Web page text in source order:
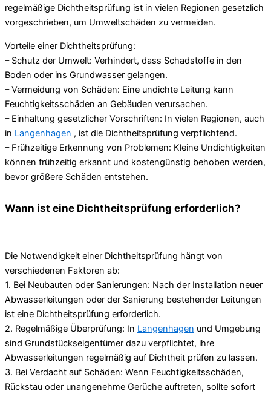
regelmäßige Dichtheitsprüfung ist in vielen Regionen gesetzlich
vorgeschrieben, um Umweltschäden zu vermeiden.
Vorteile einer Dichtheitsprüfung:
– Schutz der Umwelt: Verhindert, dass Schadstoffe in den
Boden oder ins Grundwasser gelangen.
– Vermeidung von Schäden: Eine undichte Leitung kann
Feuchtigkeitsschäden an Gebäuden verursachen.
– Einhaltung gesetzlicher Vorschriften: In vielen Regionen, auch
in Langenhagen , ist die Dichtheitsprüfung verpflichtend.
– Frühzeitige Erkennung von Problemen: Kleine Undichtigkeiten
können frühzeitig erkannt und kostengünstig behoben werden,
bevor größere Schäden entstehen.
Wann ist eine Dichtheitsprüfung erforderlich?
Die Notwendigkeit einer Dichtheitsprüfung hängt von
verschiedenen Faktoren ab:
1. Bei Neubauten oder Sanierungen: Nach der Installation neuer
Abwasserleitungen oder der Sanierung bestehender Leitungen
ist eine Dichtheitsprüfung erforderlich.
2. Regelmäßige Überprüfung: In Langenhagen und Umgebung
sind Grundstückseigentümer dazu verpflichtet, ihre
Abwasserleitungen regelmäßig auf Dichtheit prüfen zu lassen.
3. Bei Verdacht auf Schäden: Wenn Feuchtigkeitsschäden,
Rückstau oder unangenehme Gerüche auftreten, sollte sofort